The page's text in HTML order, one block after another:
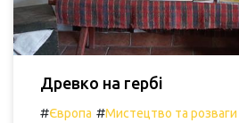
Древко на гербі
#Європа #Мистецтво та розваги